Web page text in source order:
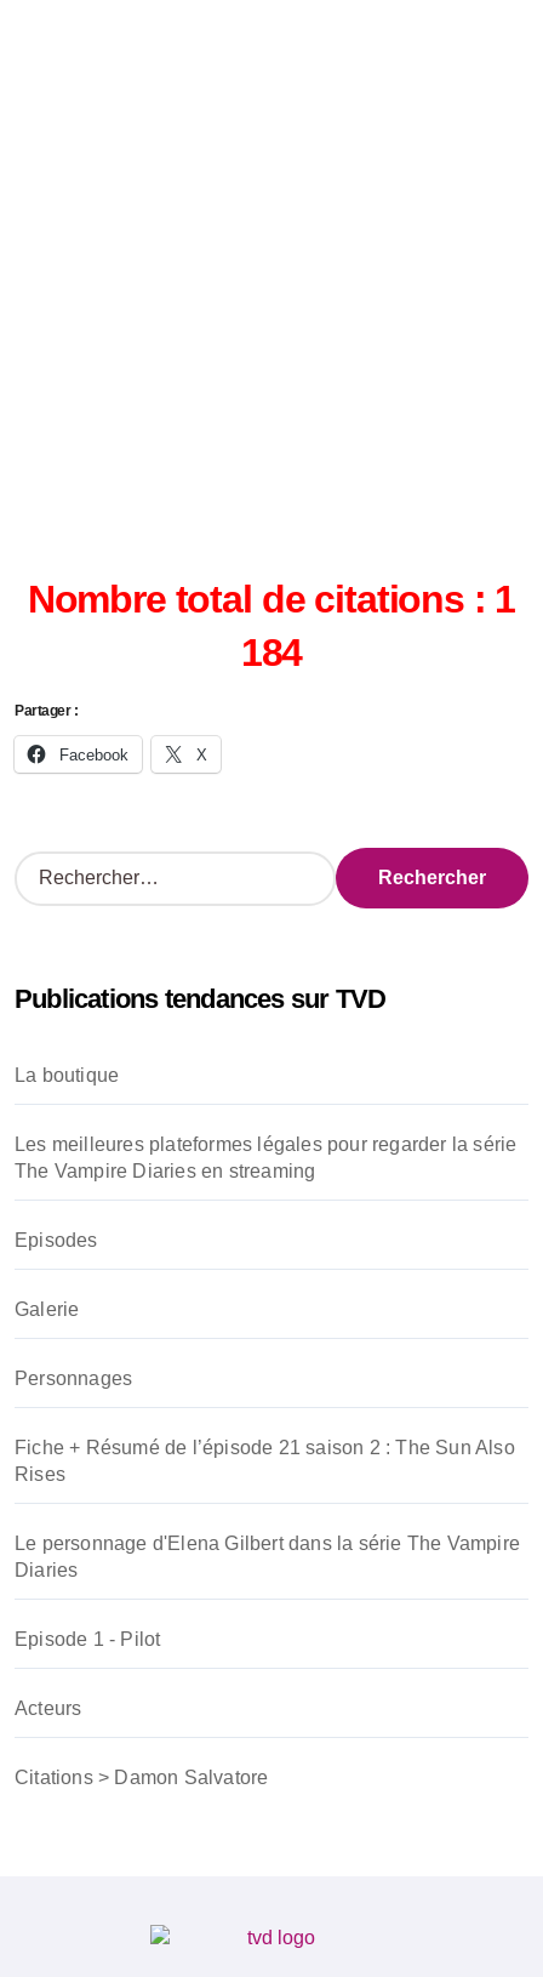
Nombre total de citations : 1
184
Partager :
Facebook X
R
e
r
e
r
:
Publications tendances sur TVD
La boutique
Les meilleures plateformes légales pour regarder la série
The Vampire Diaries en streaming
Episodes
Galerie
Personnages
Fiche + Résumé de l’épisode 21 saison 2 : The Sun Also
Rises
Le personnage d'Elena Gilbert dans la série The Vampire
Diaries
Episode 1 - Pilot
Acteurs
Citations > Damon Salvatore